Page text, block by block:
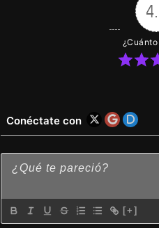
Conéctate con
[+]